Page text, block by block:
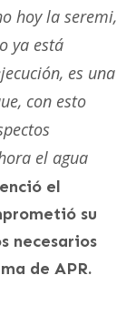
hoy la seremi,
ya está
es una
con esto
el agua
el
su
necesarios
de APR.